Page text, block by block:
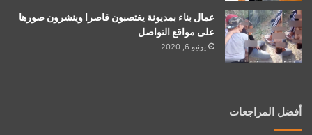
عمال بناء بمديونة يغتصبون قاصرا وينشرون صورها
على مواقع التواصل
يونيو 6, 2020
أفضل المراجعات